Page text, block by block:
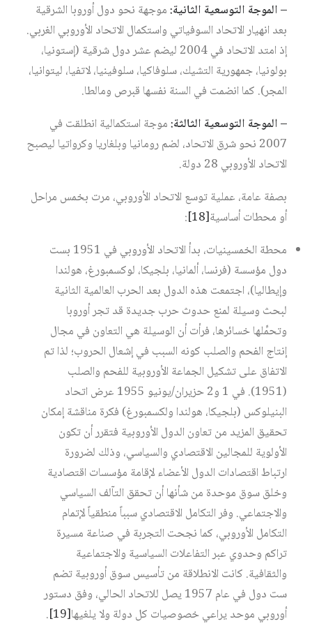
– الموجة التوسعية الثانية:موجهة نحو دول أوروبا الشرقية
بعد انهيار الاتحاد السوفياتي واستكمال الاتحاد الأوروبي الغربي.
إذ امتد الاتحاد في 2004 ليضم عشر دول شرقية (إستونيا،
بولونيا، جمهورية التشيك، سلوفاكيا، سلوفينيا، لاتفيا، ليتوانيا،
المجر). كما انضمت في السنة نفسها قبرص ومالطا.
– الموجة التوسعية الثالثة:موجة استكمالية انطلقت في
2007 نحو شرق الاتحاد، لضم رومانيا وبلغاريا وكرواتيا ليصبح
الاتحاد الأوروبي 28 دولة.
بصفة عامة، عملية توسع الاتحاد الأوروبي، مرت بخمس مراحل
أو محطات أساسية‏[18]
:
محطة الخمسينيات، بدأ الاتحاد الأوروبي في 1951 بست
دول مؤسسة (فرنسا، ألمانيا، بلجيكا، لوكسمبورغ، هولندا
وإيطاليا)، اجتمعت هذه الدول بعد الحرب العالمية الثانية
لبحث وسيلة لمنع حدوث حرب جديدة قد تجر أوروبا
وتحمِّلها خسائرها، فرأت أن الوسيلة هي التعاون في مجال
إنتاج الفحم والصلب كونه السبب في إشعال الحروب؛ لذا تم
الاتفاق على تشكيل الجماعة الأوروبية للفحم والصلب
(1951). في 1 و2 حزيران/يونيو 1955 عرض اتحاد
البنيلوكس (بلجيكا، هولندا ولكسمبورغ) فكرة مناقشة إمكان
تحقيق المزيد من تعاون الدول الأوروبية فتقرر أن تكون
الأولوية للمجالين الاقتصادي والسياسي، وذلك لضرورة
ارتباط اقتصادات الدول الأعضاء لإقامة مؤسسات اقتصادية
وخلق سوق موحدة من شأنها أن تحقق التآلف السياسي
والاجتماعي. وفر التكامل الاقتصادي سبباً منطقياً لإتمام
التكامل الأوروبي، كما نجحت التجربة في صناعة مسيرة
تراكم وحدوي عبر التفاعلات السياسية والاجتماعية
والثقافية. كانت الانطلاقة من تأسيس سوق أوروبية تضم
ست دول في عام 1957 يصل للاتحاد الحالي، وفق دستور
أوروبي موحد يراعي خصوصيات كل دولة ولا يلغيها‏[19]
.